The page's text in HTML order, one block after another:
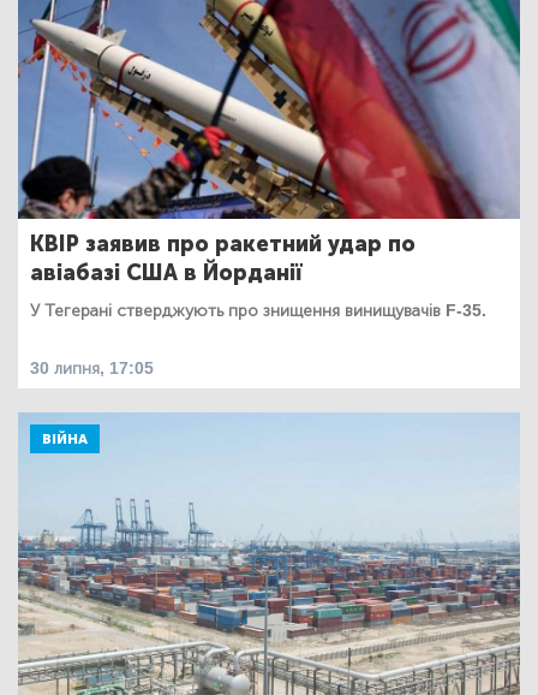
КВІР заявив про ракетний удар по
авіабазі США в Йорданії
У Тегерані стверджують про знищення винищувачів F-35.
30 липня, 17:05
ВІЙНА